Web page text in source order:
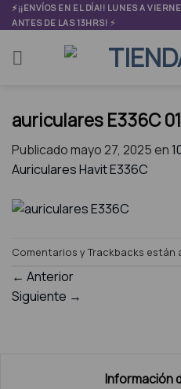
Skip
to
content
⚡¡¡ENVÍOS EN EL DÍA!! LUNES A
ANTES DE LAS 13HRS! ⚡
auriculares E336C 01
Publicadomayo 27, 2025en
Auriculares Havit E336C
Comentarios y Trackbacks están
← Anterior
Siguiente →
Información